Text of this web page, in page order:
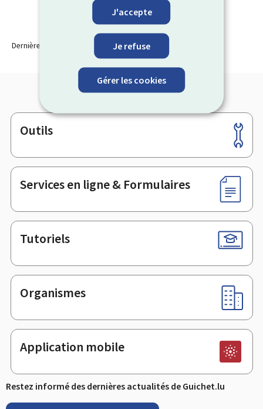
J'accepte
Je refuse
Gérer les cookies
Dernière modification le 21.10.2025
Pied
de
page
Outils
Services en ligne & Formulaires
Tutoriels
Organismes
Application mobile
Restez informé des dernières actualités de Guichet.lu